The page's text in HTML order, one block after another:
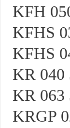
KFH
KFHS
KFHS
KR 040
KR 063
KRGP